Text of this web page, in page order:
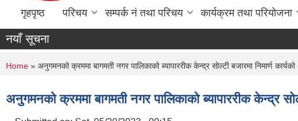
गृहपृष्ठ परिचय सम्पर्क नं तथा परिचय कार्यक्रम तथा परियोजना
नयाँ सूचना
You are here
Home » अनुगमनको क्रममा बागमती नगर पालिकाको ब्यापाररीक केन्द्र सोल्टी बजारमा निमार्ण
अनुगमनको क्रममा बागमती नगर पालिकाको ब्यापाररीक केन्द्र